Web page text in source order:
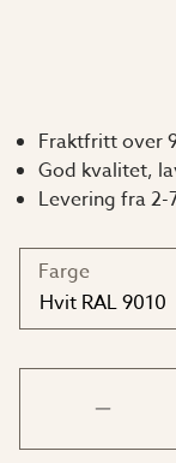
Fraktfritt over
God kvalitet,
Levering fra 2-
Farge